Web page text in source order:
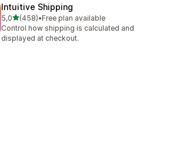
Intuitive Shipping
5,0stelle su 5
(458)
458 recensioni totali
•Free plan available
Control how shipping is calculated and
displayed at checkout.